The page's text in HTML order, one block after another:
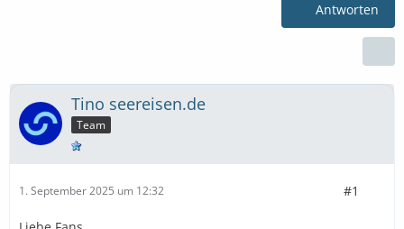
Antworten
Tino seereisen.de
Team
1. September 2025 um 12:32 #1